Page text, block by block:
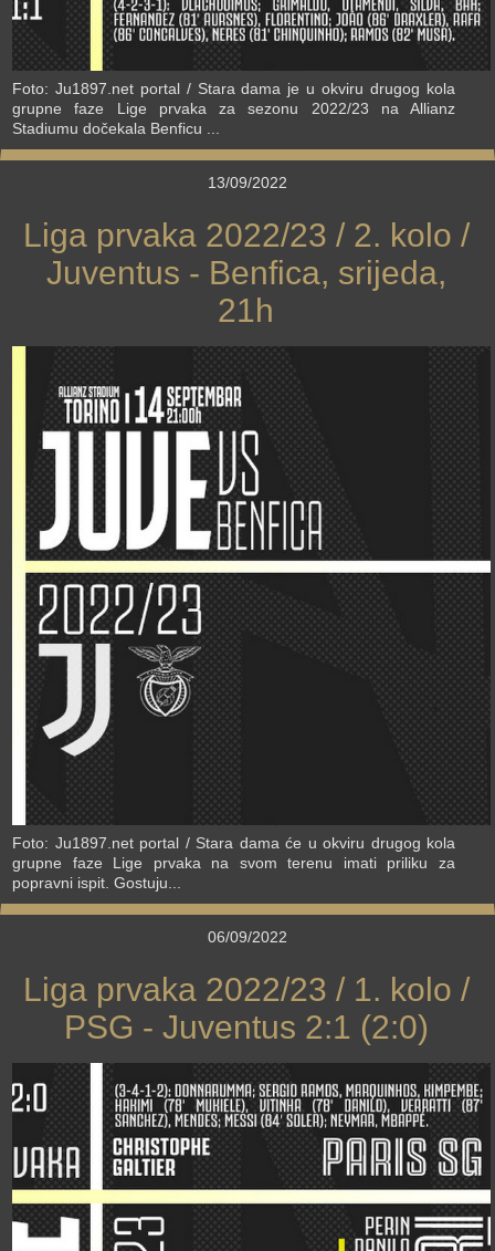
Foto: Ju1897.net portal / Stara dama je u okviru drugog kola
grupne faze Lige prvaka za sezonu 2022/23 na Allianz
Stadiumu dočekala Benficu ...
13/09/2022
Liga prvaka 2022/23 / 2. kolo /
Juventus - Benfica, srijeda,
21h
›
Foto: Ju1897.net portal / Stara dama će u okviru drugog kola
grupne faze Lige prvaka na svom terenu imati priliku za
popravni ispit. Gostuju...
06/09/2022
Liga prvaka 2022/23 / 1. kolo /
PSG - Juventus 2:1 (2:0)